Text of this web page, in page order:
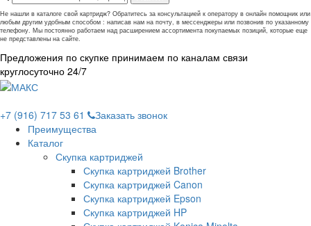
Не нашли в каталоге свой картридж? Обратитесь за консультацией к оператору в онлайн помощник или
любым другим удобным способом : написав нам на почту, в мессенджеры или позвонив по указанному
телефону. Мы постоянно работаем над расширением ассортимента покупаемых позиций, которые еще
не представлены на сайте.
Предложения по скупке принимаем по каналам связи
круглосуточно 24/7
+7 (916) 717 53 61
Заказать звонок
Преимущества
Каталог
Скупка картриджей
Скупка картриджей Brother
Скупка картриджей Canon
Скупка картриджей Epson
Скупка картриджей HP